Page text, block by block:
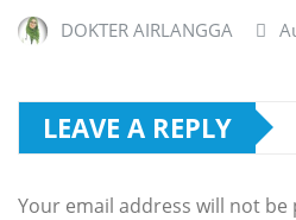
DOKTER AIRLANGGA
LEAVE A REPLY
Your email address will not be